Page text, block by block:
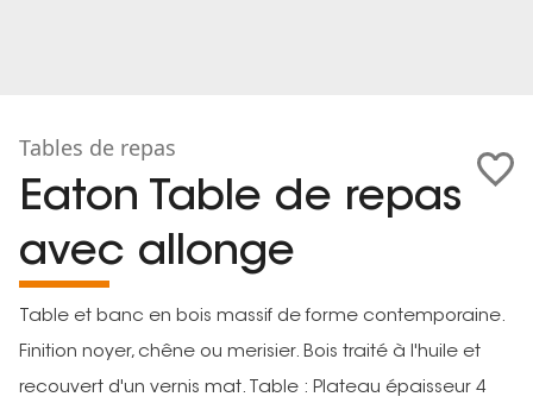
Tables de repas
Eaton Table de repas
avec allonge
Table et banc en bois massif de forme contemporaine.
Finition noyer, chêne ou merisier. Bois traité à l'huile et
recouvert d'un vernis mat. Table : Plateau épaisseur 4